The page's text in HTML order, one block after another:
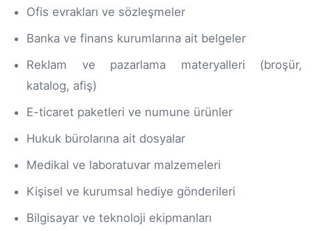
Ofis evrakları ve sözleşmeler
Banka ve finans kurumlarına ait belgeler
Reklam ve pazarlama materyalleri (broşür,
katalog, afiş)
E-ticaret paketleri ve numune ürünler
Hukuk bürolarına ait dosyalar
Medikal ve laboratuvar malzemeleri
Kişisel ve kurumsal hediye gönderileri
Bilgisayar ve teknoloji ekipmanları